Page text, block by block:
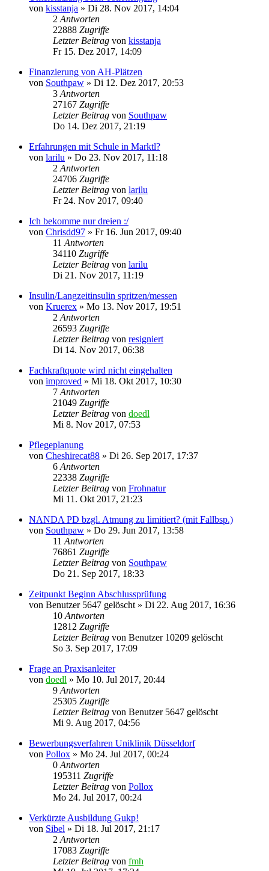
von kisstanja » Di 28. Nov 2017, 14:04
2 Antworten
22888 Zugriffe
Letzter Beitrag von kisstanja
Fr 15. Dez 2017, 14:09
Finanzierung von AH-Plätzen
von Southpaw » Di 12. Dez 2017, 20:53
3 Antworten
27167 Zugriffe
Letzter Beitrag von Southpaw
Do 14. Dez 2017, 21:19
Erfahrungen mit Schule in Marktl?
von larilu » Do 23. Nov 2017, 11:18
2 Antworten
24706 Zugriffe
Letzter Beitrag von larilu
Fr 24. Nov 2017, 09:40
Ich bekomme nur dreien :/
von Chrisdd97 » Fr 16. Jun 2017, 09:40
11 Antworten
34110 Zugriffe
Letzter Beitrag von larilu
Di 21. Nov 2017, 11:19
Insulin/Langzeitinsulin spritzen/messen
von Kruerex » Mo 13. Nov 2017, 19:51
2 Antworten
26593 Zugriffe
Letzter Beitrag von resigniert
Di 14. Nov 2017, 06:38
Fachkraftquote wird nicht eingehalten
von improved » Mi 18. Okt 2017, 10:30
7 Antworten
21049 Zugriffe
Letzter Beitrag von doedl
Mi 8. Nov 2017, 07:53
Pflegeplanung
von Cheshirecat88 » Di 26. Sep 2017, 17:37
6 Antworten
22338 Zugriffe
Letzter Beitrag von Frohnatur
Mi 11. Okt 2017, 21:23
NANDA PD bzgl. Atmung zu limitiert? (mit Fallbsp.)
von Southpaw » Do 29. Jun 2017, 13:58
11 Antworten
76861 Zugriffe
Letzter Beitrag von Southpaw
Do 21. Sep 2017, 18:33
Zeitpunkt Beginn Abschlussprüfung
von Benutzer 5647 gelöscht » Di 22. Aug 2017, 16:36
10 Antworten
12812 Zugriffe
Letzter Beitrag von Benutzer 10209 gelöscht
So 3. Sep 2017, 17:09
Frage an Praxisanleiter
von doedl » Mo 10. Jul 2017, 20:44
9 Antworten
25305 Zugriffe
Letzter Beitrag von Benutzer 5647 gelöscht
Mi 9. Aug 2017, 04:56
Bewerbungsverfahren Uniklinik Düsseldorf
von Pollox » Mo 24. Jul 2017, 00:24
0 Antworten
195311 Zugriffe
Letzter Beitrag von Pollox
Mo 24. Jul 2017, 00:24
Verkürzte Ausbildung Gukp!
von Sibel » Di 18. Jul 2017, 21:17
2 Antworten
17083 Zugriffe
Letzter Beitrag von fmh